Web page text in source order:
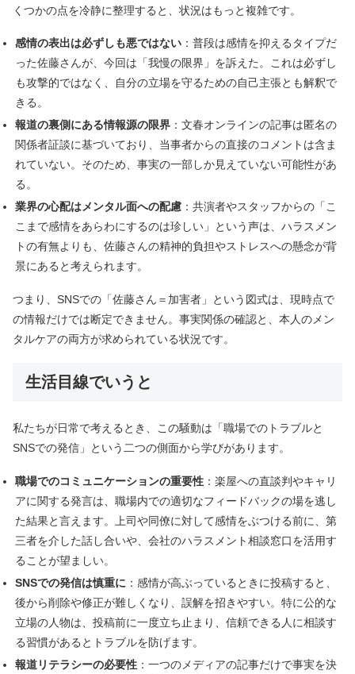
くつかの点を冷静に整理すると、状況はもっと複雑です。
感情の表出は必ずしも悪ではない：普段は感情を抑えるタイプだ
った佐藤さんが、今回は「我慢の限界」を訴えた。これは必ずし
も攻撃的ではなく、自分の立場を守るための自己主張とも解釈で
きる。
報道の裏側にある情報源の限界：文春オンラインの記事は匿名の
関係者証談に基づいており、当事者からの直接のコメントは含ま
れていない。そのため、事実の一部しか見えていない可能性があ
る。
業界の心配はメンタル面への配慮：共演者やスタッフからの「こ
こまで感情をあらわにするのは珍しい」という声は、ハラスメン
トの有無よりも、佐藤さんの精神的負担やストレスへの懸念が背
景にあると考えられます。
つまり、SNSでの「佐藤さん＝加害者」という図式は、現時点で
の情報だけでは断定できません。事実関係の確認と、本人のメン
タルケアの両方が求められている状況です。
生活目線でいうと
私たちが日常で考えるとき、この騒動は「職場でのトラブルと
SNSでの発信」という二つの側面から学びがあります。
職場でのコミュニケーションの重要性：楽屋への直談判やキャリ
アに関する発言は、職場内での適切なフィードバックの場を逃し
た結果と言えます。上司や同僚に対して感情をぶつける前に、第
三者を介した話し合いや、会社のハラスメント相談窓口を活用す
ることが望ましい。
SNSでの発信は慎重に ：感情が高ぶっているときに投稿すると、
後から削除や修正が難しくなり、誤解を招きやすい。特に公的な
立場の人物は、投稿前に一度立ち止まり、信頼できる人に相談す
る習慣があるとトラブルを防げます。
報道リテラシーの必要性：一つのメディアの記事だけで事実を決